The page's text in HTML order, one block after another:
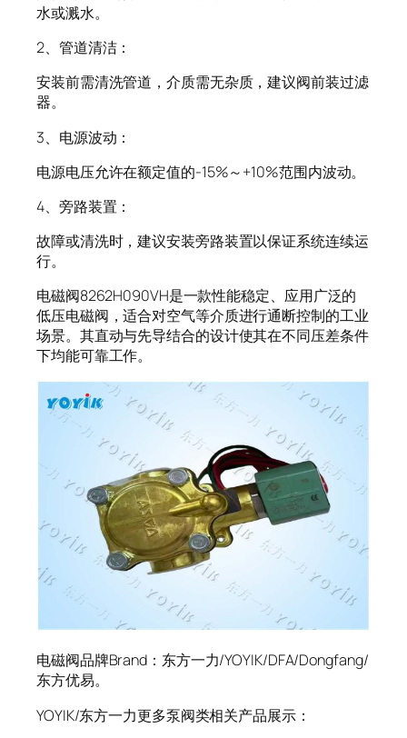
水或溅水。
2、管道清洁：
安装前需清洗管道，介质需无杂质，建议阀前装过滤
器。
3、电源波动：
电源电压允许在额定值的-15%～+10%范围内波动。
4、旁路装置：
故障或清洗时，建议安装旁路装置以保证系统连续运
行。
电磁阀8262H090VH是一款性能稳定、应用广泛的
低压电磁阀，适合对空气等介质进行通断控制的工业
场景。其直动与先导结合的设计使其在不同压差条件
下均能可靠工作。
电磁阀品牌Brand：东方一力/YOYIK/DFA/Dongfang/
东方优易。
YOYIK/东方一力更多泵阀类相关产品展示：